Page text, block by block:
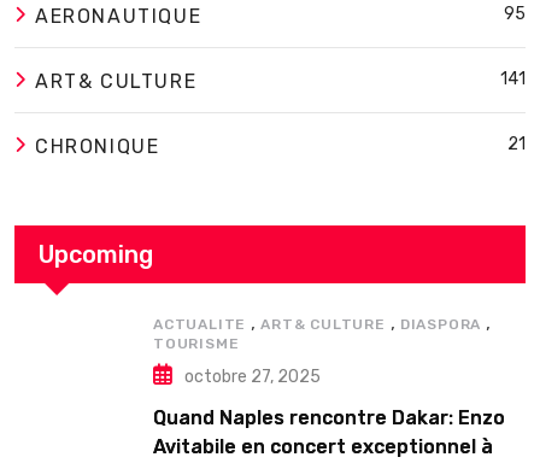
AERONAUTIQUE 95
ART& CULTURE 141
CHRONIQUE 21
Upcoming
ACTUALITE ,ART& CULTURE , DIASPORA ,
TOURISME
octobre 27, 2025
Quand Naples rencontre Dakar: Enzo
Avitabile en concert exceptionnel à